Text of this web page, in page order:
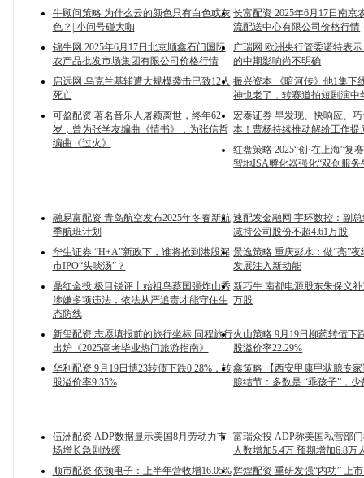
牛顾问策略 为什么云的颜色只有白色或灰
色？| 小问号碰大咖
长富配资 2025年6月17日南京
流配送中心有限公司价格行情
锦牛网 2025年6月17日北京顺鑫石门国际
农产品批发市场集团有限公司价格行情
广瑞网 欧洲央行管委诺特表
的中期影响尚不明确
启远网 乌克兰基辅遭大规模袭击已致12人
死亡
振兴资本 《暗河传》他1集下
神也老了，转赛道拍短剧演中
可盈配资 著名音乐人屠颖离世，终年62
岁；曾为张学友编曲《情书》，为张信哲
编曲《过火》
宏泰证券 早发现、快响应、
本！曹杨持续推动解纷工作提
红盘策略 2025“创·在上海”复
智地ISA孵化器强化“双创服务
融易富配资 青岛航空发布2025年冬春新航
季航班计划
速配发金融网 宇环数控：副
减持公司股份不超4.61万股
华生证券 “H+A”新政下，谁将抢到港股深
市IPO“头啖汤”？
景逸策略 重庆彭水：做“亮”
发展注入新动能
鼎红金投 极目锐评丨始祖鸟蔡国强炸山秀
涉嫌多项违法，依法从严追责才能守住生
态防线
新巧牛 南都电源股东朱保义
万股
新玺配资 志愿填报前的旅行坐标 同程旅行
出炉《2025高考毕业热门旅游指南》
火山策略 9月19日柳药转债下
股溢价率22.29%
华利配资 9月19日博23转债下跌0.28%，转
股溢价率9.35%
鑫策略 【西安甲康甲状腺专
腺结节：多数是 “乖孩子”，
伍洲配资 ADP数据显示美国8月劳动力市
场增长急剧放缓
富瑞众投 ADP称美国私营部
人数增加5.4万 预期增加6.8万
顺市配资 依顿电子：上半年营收增16.05%辉煌配资 重研发强“内功” 上